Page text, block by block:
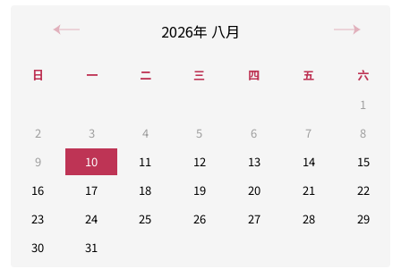
2026年 八月
日 一 二 三 四 五
六
1
2
3 4 5 6 7
8
9
10 11 12 13 14
15
16
17 18 19 20 21
22
23
24 25 26 27 28
29
30
31